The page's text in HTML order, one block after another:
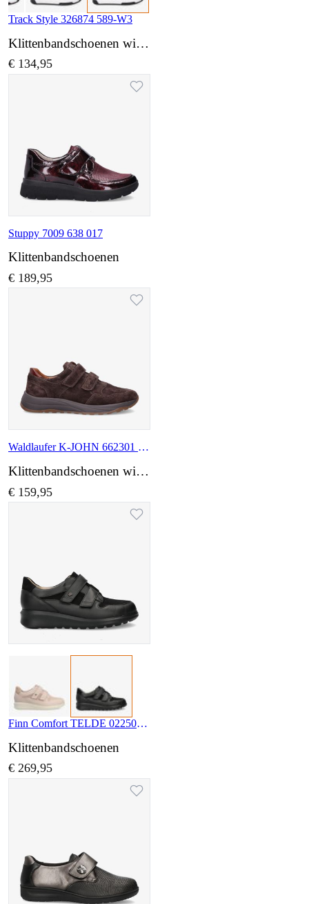
Track Style 326874 589-W3
Klittenbandschoenen wijdte 3
€ 134,95
Stuppy 7009 638 017
Klittenbandschoenen
€ 189,95
Waldlaufer K-JOHN 662301 307 166
Klittenbandschoenen wijdte K
€ 159,95
Finn Comfort TELDE 02250 902528
Klittenbandschoenen
€ 269,95